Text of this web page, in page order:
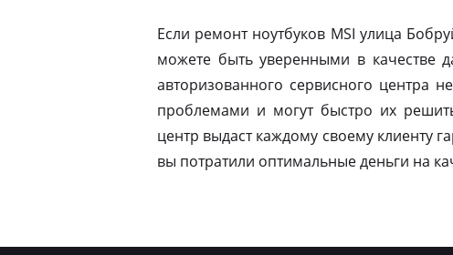
Если ремонт ноутбуков MSI улица
можете быть уверенными в качестве
авторизованного сервисного центра
проблемами и могут быстро их
центр выдаст каждому своему клиенту
вы потратили оптимальные деньги на